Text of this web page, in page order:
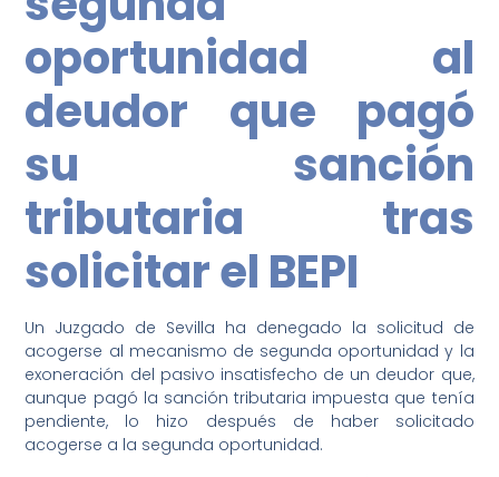
oportunidad al
deudor que pagó
su sanción
tributaria tras
solicitar el BEPI
Un Juzgado de Sevilla ha denegado la solicitud de
acogerse al mecanismo de segunda oportunidad y la
exoneración del pasivo insatisfecho de un deudor que,
aunque pagó la sanción tributaria impuesta que tenía
pendiente, lo hizo después de haber solicitado
acogerse a la segunda oportunidad.